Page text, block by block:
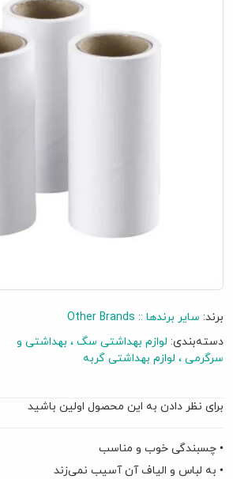
برند: سایر برندها :: Other Brands
دسته‌بندی: لوازم بهداشتی سگ
بهداشتی و
سرگرمی
لوازم بهداشتی گربه
برای نظر دادن به این محصول اولین باشید
• چسبندگی خوب و مناسب
• به لباس و الیاف آن آسیب نمی‌زند